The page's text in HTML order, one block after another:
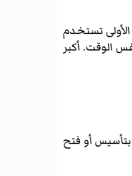
تستخدم
الوقت. أكبر
أو فتح